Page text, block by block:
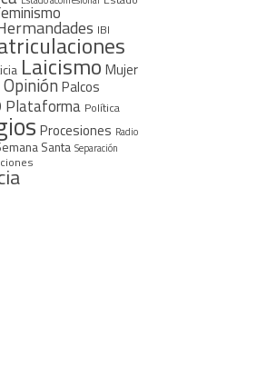
IBI
Laicismo Mujer
Opinión Palcos
Plataforma Política
Procesiones Radio
Santa Separación